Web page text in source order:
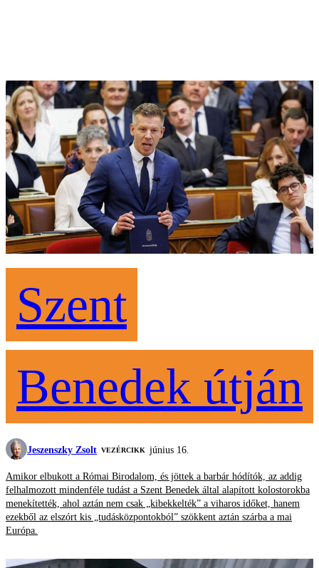
Szent
Benedek útján
Jeszenszky Zsolt VEZÉRCIKK június 16.
Amikor elbukott a Római Birodalom, és jöttek a barbár hódítók, az addig
felhalmozott mindenféle tudást a Szent Benedek által alapított kolostorokba
menekítették, ahol aztán nem csak „kibekkelték” a viharos időket, hanem
ezekből az elszórt kis „tudásközpontokból” szökkent aztán szárba a mai
Európa.